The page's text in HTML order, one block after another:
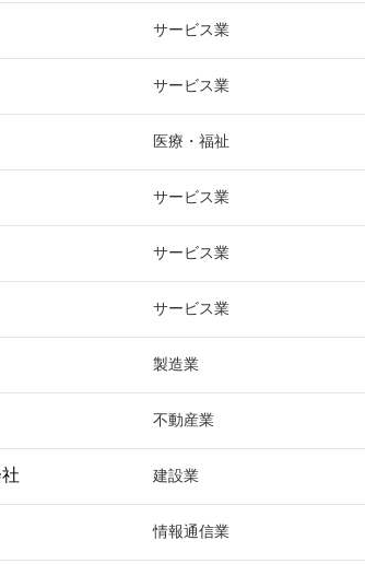
サービス業
サービス業
医療・福祉
サービス業
サービス業
サービス業
製造業
不動産業
建設業
情報通信業